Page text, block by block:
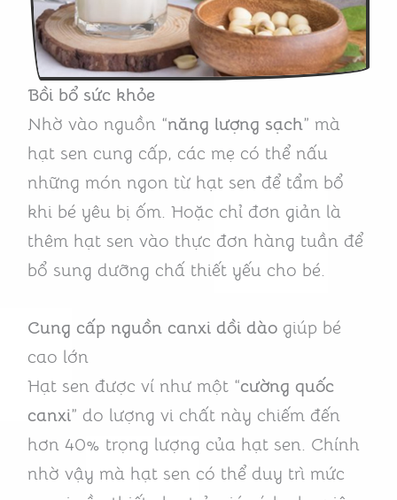
Bồi bổ sức khỏe
Nhờ vào nguồn “năng lượng sạch” mà
hạt sen cung cấp, các mẹ có thể nấu
những món ngon từ hạt sen để tẩm bổ
khi bé yêu bị ốm. Hoặc chỉ đơn giản là
thêm hạt sen vào thực đơn hàng tuần để
bổ sung dưỡng chấ thiết yếu cho bé.
Cung cấp nguồn canxi dồi dàogiúp bé
cao lớn
Hạt sen được ví như một “cường quốc
canxi” do lượng vi chất này chiếm đến
hơn 40% trọng lượng của hạt sen. Chính
nhờ vậy mà hạt sen có thể duy trì mức